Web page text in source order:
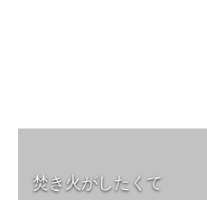
焚き火がしたくて